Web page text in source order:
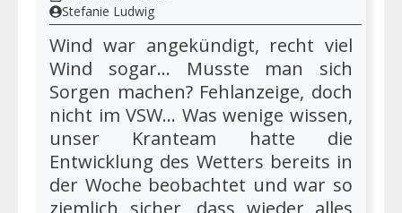
Stefanie Ludwig
Wind war angekündigt, recht viel
Wind sogar… Musste man sich
Sorgen machen? Fehlanzeige, doch
nicht im VSW… Was wenige wissen,
unser Kranteam hatte die
Entwicklung des Wetters bereits in
der Woche beobachtet und war so
ziemlich sicher, dass wieder alles